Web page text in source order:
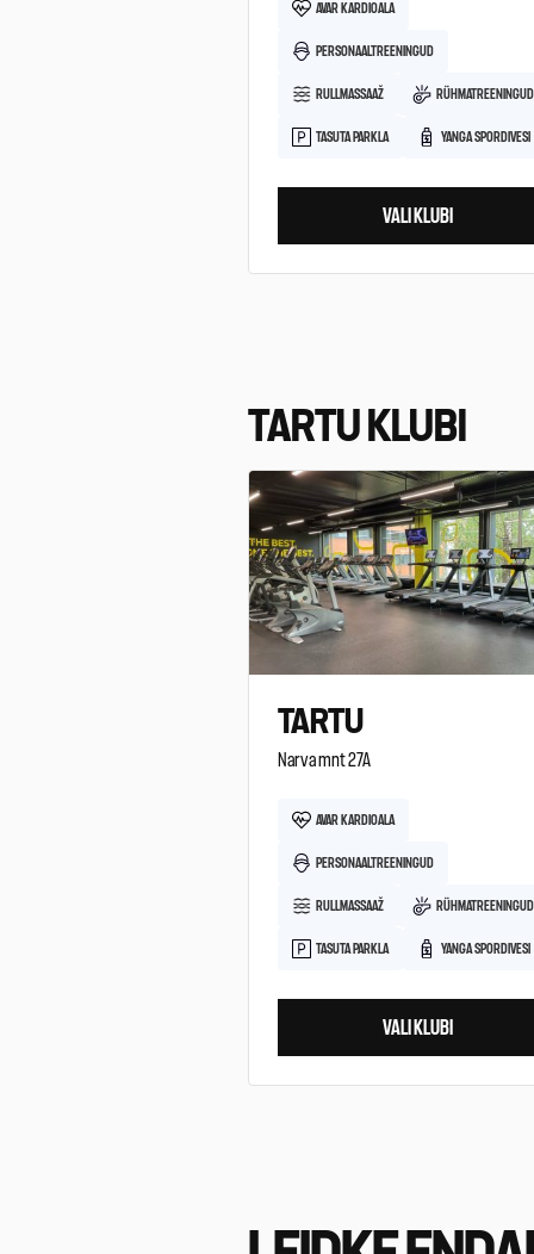
AVAR KARDIOALA
PERSONAALTREENINGUD
RULLMASSAAŽ RÜHMATREENINGUD
TASUTA PARKLA YANGA SPORDIVESI
VALI KLUBI
TARTU KLUBI
TARTU
Narva mnt 27A
AVAR KARDIOALA
PERSONAALTREENINGUD
RULLMASSAAŽ RÜHMATREENINGUD
TASUTA PARKLA YANGA SPORDIVESI
VALI KLUBI